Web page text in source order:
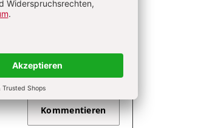
- Für alle
Kommentieren